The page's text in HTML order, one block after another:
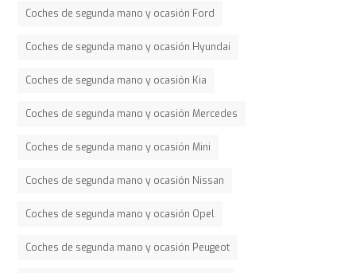
Coches de segunda mano y ocasión Ford
Coches de segunda mano y ocasión Hyundai
Coches de segunda mano y ocasión Kia
Coches de segunda mano y ocasión Mercedes
Coches de segunda mano y ocasión Mini
Coches de segunda mano y ocasión Nissan
Coches de segunda mano y ocasión Opel
Coches de segunda mano y ocasión Peugeot